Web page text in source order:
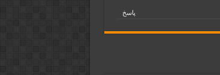
پاسخ